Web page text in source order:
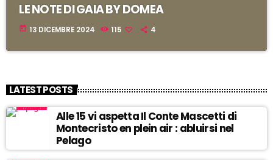
LE NOTE DI GAIA BY DOMEA
today 13 DICEMBRE 2024 115 4
LATEST POSTS
Alle 15 vi aspetta Il Conte Mascetti di
Montecristo en plein air : abluirsi nel
Pelago